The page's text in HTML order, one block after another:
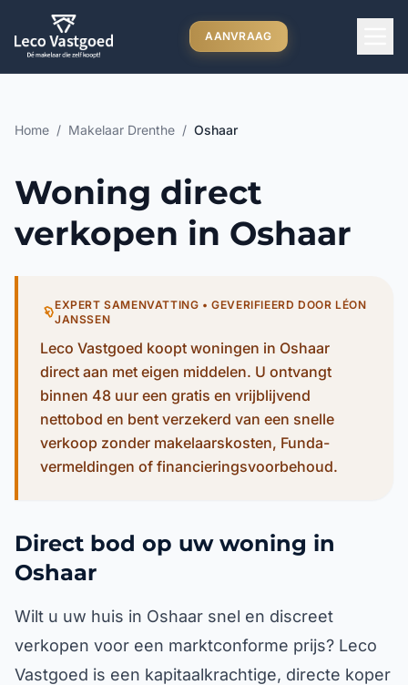
Ga direct naar inhoud
AANVRAAG
Home / Makelaar Drenthe / Oshaar
Woning direct
verkopen in Oshaar
EXPERT SAMENVATTING • GEVERIFIEERD DOOR LÉON
JANSSEN
Leco Vastgoed koopt woningen in Oshaar
direct aan met eigen middelen. U ontvangt
binnen 48 uur een gratis en vrijblijvend
nettobod en bent verzekerd van een snelle
verkoop zonder makelaarskosten, Funda-
vermeldingen of financieringsvoorbehoud.
Direct bod op uw woning in
Oshaar
Wilt u uw huis in Oshaar snel en discreet
verkopen voor een marktconforme prijs? Leco
Vastgoed is een kapitaalkrachtige, directe koper